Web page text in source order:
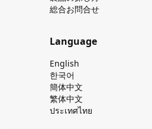
総合お問合せ
Language
English
한국어
簡体中文
繁体中文
ประเทศไทย